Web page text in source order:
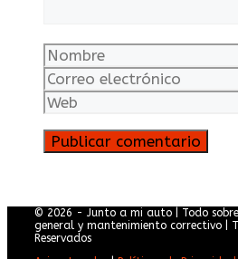
Nombre
© 2026 - Junto a mi auto | Todo
general y mantenimiento correctivo |
Reservados